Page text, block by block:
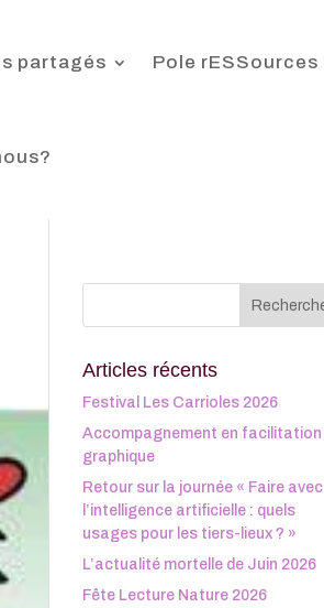
partagés Pole rESSources
Articles récents
Festival Les Carrioles 2026
Accompagnement en facilitation
graphique
Retour sur la journée « Faire avec
l’intelligence artificielle : quels
usages pour les tiers-lieux ? »
L’actualité mortelle de Juin 2026
Fête Lecture Nature 2026